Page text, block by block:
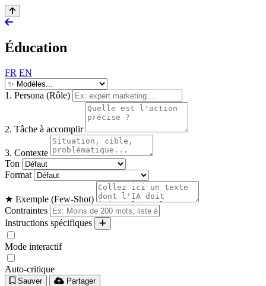
Éducation
FR EN
1. Persona (Rôle)
2. Tâche à accomplir
3. Contexte
Ton
Format
★ Exemple (Few-Shot)
Contraintes
Instructions spécifiques
Mode interactif
Auto-critique
Sauver Partager